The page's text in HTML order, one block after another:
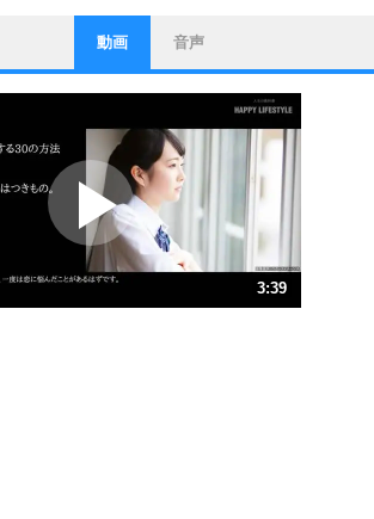
ストレス対策
他人と比べない。
いっそのこと、他人を見ない。
プラス思考
ポジティブになれない原因は、行動
しないから。
ポジティブ思考になる30の方法
ストレス対策
動画 音声
3:39